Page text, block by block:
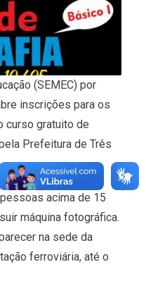
(SEMEC) por
inscrições para os
curso gratuito de
Prefeitura de Três
acima de 15
máquina fotográfica.
na sede da
ferroviária, até o